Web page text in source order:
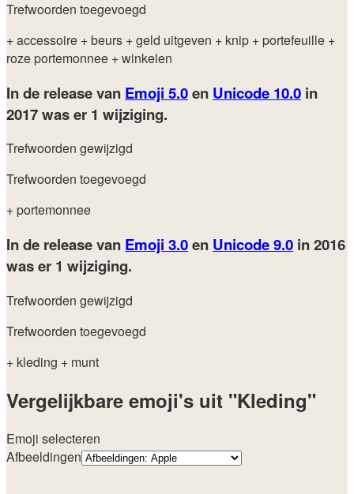
Trefwoorden toegevoegd
+ accessoire + beurs + geld uitgeven + knip + portefeuille +
roze portemonnee + winkelen
In de release van Emoji 5.0en Unicode 10.0 in
2017was er 1 wijziging.
Trefwoorden gewijzigd
Trefwoorden toegevoegd
+ portemonnee
In de release van Emoji 3.0en Unicode 9.0 in 2016
was er 1 wijziging.
Trefwoorden gewijzigd
Trefwoorden toegevoegd
+ kleding + munt
Vergelijkbare emoji's uit "Kleding"
Emoji selecteren
Afbeeldingen